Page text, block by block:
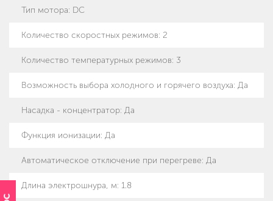
Тип мотора: DC
Количество скоростных режимов: 2
Количество температурных режимов: 3
Возможность выбора холодного и горячего воздуха: Да
Насадка - концентратор: Да
Функция ионизации: Да
Автоматическое отключение при перегреве: Да
Длина электрошнура, м: 1.8